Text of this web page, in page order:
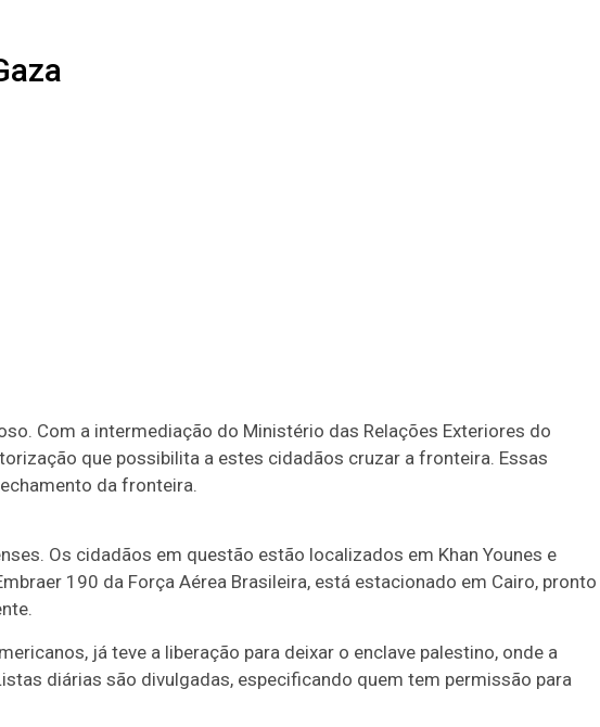
Com a intermediação do Ministério das Relações Exteriores do
que possibilita a estes cidadãos cruzar a fronteira. Essas
da fronteira.
Os cidadãos em questão estão localizados em Khan Younes e
190 da Força Aérea Brasileira, está estacionado em Cairo, pronto
já teve a liberação para deixar o enclave palestino, onde a
diárias são divulgadas, especificando quem tem permissão para